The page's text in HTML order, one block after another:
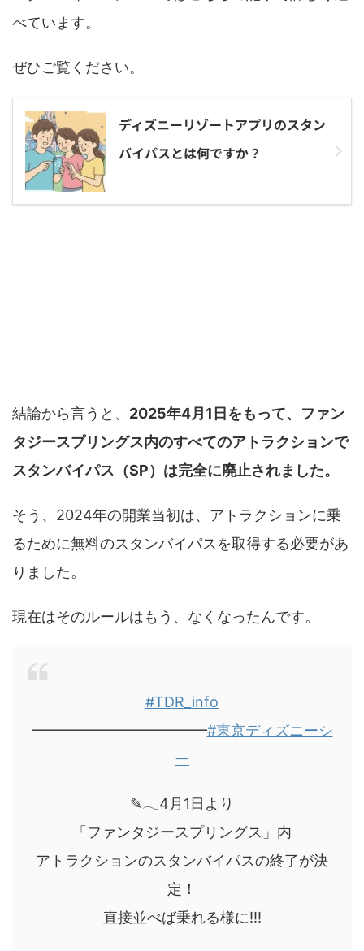
べています。
ぜひご覧ください。
ディズニーリゾートアプリのスタン
バイパスとは何ですか？
結論から言うと、 2025年4月1日をもって、ファン
タジースプリングス内のすべてのアトラクションで
スタンバイパス（SP）は完全に廃止されました。
そう、2024年の開業当初は、アトラクションに乗
るために無料のスタンバイパスを取得する必要があ
りました。
現在はそのルールはもう、なくなったんです。
#TDR_info
━━━━━━━━━━━━#東京ディズニーシ
ー
✎𓂃4月1日より
「ファンタジースプリングス」内
アトラクションのスタンバイパスの終了が決
定！
直接並べば乗れる様に!!!